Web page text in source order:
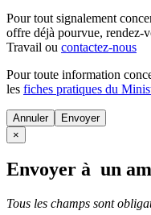
Pour tout signalement
offre déjà pourvue, rendez-
Travail ou contactez-nous
Pour toute information
les fiches pratiques du
Annuler
×
Envoyer à un
Tous les champs sont